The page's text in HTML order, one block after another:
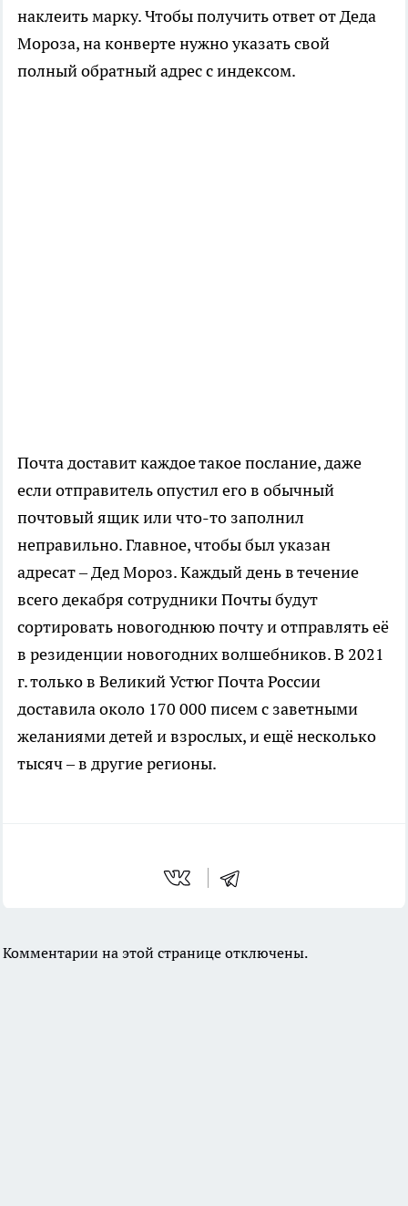
наклеить марку. Чтобы получить ответ от Деда
Мороза, на конверте нужно указать свой
полный обратный адрес с индексом.
Почта доставит каждое такое послание, даже
если отправитель опустил его в обычный
почтовый ящик или что-то заполнил
неправильно. Главное, чтобы был указан
адресат – Дед Мороз. Каждый день в течение
всего декабря сотрудники Почты будут
сортировать новогоднюю почту и отправлять её
в резиденции новогодних волшебников. В 2021
г. только в Великий Устюг Почта России
доставила около 170 000 писем с заветными
желаниями детей и взрослых, и ещё несколько
тысяч – в другие регионы.
Комментарии на этой странице отключены.